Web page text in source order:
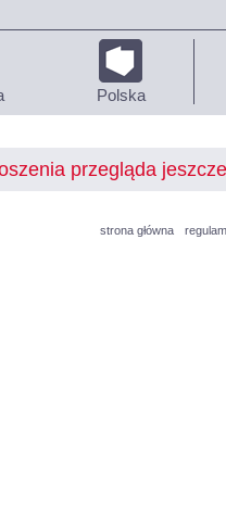
Polska
przegląda
strona główna